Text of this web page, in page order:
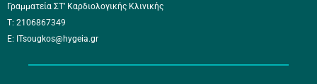
Γραμματεία ΣΤ’ Καρδιολογικής Κλινικής
Τ: 2106867349
E: ITsougkos@hygeia.gr